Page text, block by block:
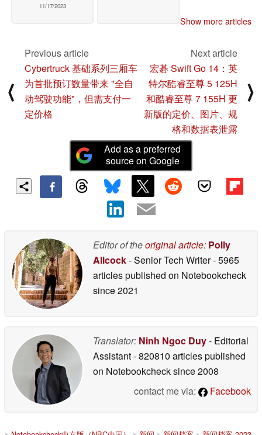
11/17/2023
Show more articles
⟨
Previous article
Cybertruck 基础系列三厢车
为首批预订数量带来 "全自
动驾驶功能"，但需支付一
定价格
Next article
宏碁 Swift Go 14：英
特尔酷睿至尊 5 125H
和酷睿至尊 7 155H 更
新版的定价、图片、规
格和数据表泄露
⟩
Add as a preferred
source on Google
Editor of theoriginal article: Polly
Allcock- Senior Tech Writer- 5965
articles published on Notebookcheck
since 2021
Translator: Ninh Ngoc Duy- Editorial
Assistant- 820810 articles published
on Notebookchecksince 2008
contact me via:
Facebook